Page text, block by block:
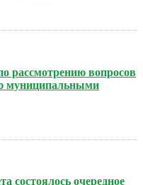
рассмотрению вопросов
муниципальными
состоялось очередное